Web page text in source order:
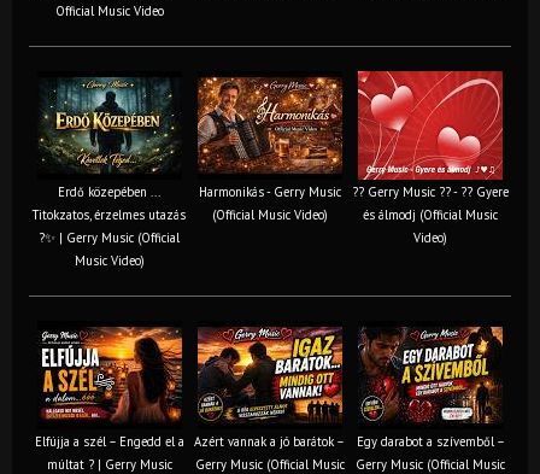
Official Music Video
Erdő közepében ...
Titokzatos, érzelmes utazás
?✨ | Gerry Music (Official
Music Video)
Harmonikás - Gerry Music
(Official Music Video)
?? Gerry Music ?? - ?? Gyere
és álmodj (Official Music
Video)
Elfújja a szél – Engedd el a
múltat ? | Gerry Music
Azért vannak a jó barátok –
Gerry Music (Official Music
Egy darabot a szívemből –
Gerry Music (Official Music